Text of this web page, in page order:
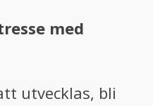
med
utvecklas, bli